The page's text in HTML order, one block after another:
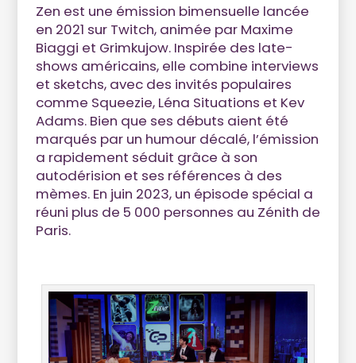
Zen est une émission bimensuelle lancée
en 2021 sur Twitch, animée par Maxime
Biaggi et Grimkujow. Inspirée des late-
shows américains, elle combine interviews
et sketchs, avec des invités populaires
comme Squeezie, Léna Situations et Kev
Adams. Bien que ses débuts aient été
marqués par un humour décalé, l’émission
a rapidement séduit grâce à son
autodérision et ses références à des
mèmes. En juin 2023, un épisode spécial a
réuni plus de 5 000 personnes au Zénith de
Paris.